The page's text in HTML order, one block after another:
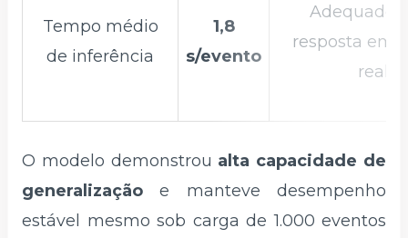
Tempo médio
de inferência
1,8
s/evento
Adequado
resposta em
real
O modelo demonstrou alta capacidade de
generalização e manteve desempenho
estável mesmo sob carga de 1.000 eventos